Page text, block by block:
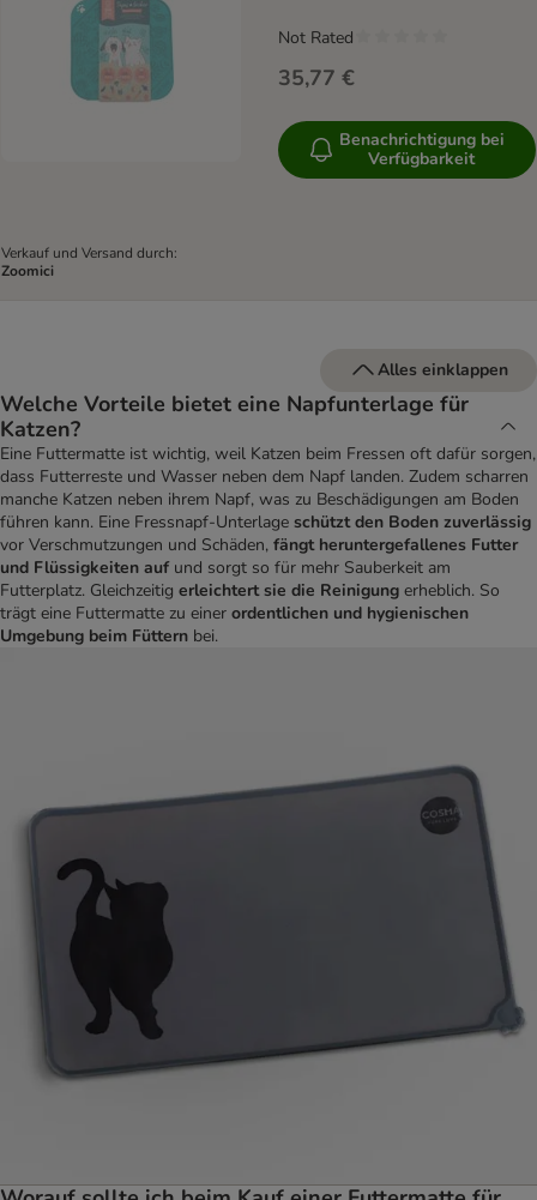
Verkauf und Versand durch:
Zoomici
35,77 €
Not Rated
Benachrichtigung bei
Verfügbarkeit
Alles einklappen
Welche Vorteile bietet eine Napfunterlage für
Katzen?
Eine Futtermatte ist wichtig, weil Katzen beim Fressen oft dafür sorgen,
dass Futterreste und Wasser neben dem Napf landen. Zudem scharren
manche Katzen neben ihrem Napf, was zu Beschädigungen am Boden
führen kann. Eine Fressnapf-Unterlage schützt den Boden zuverlässig
vor Verschmutzungen und Schäden, fängt heruntergefallenes Futter
und Flüssigkeiten aufund sorgt so für mehr Sauberkeit am
Futterplatz. Gleichzeitig erleichtert sie die Reinigung erheblich. So
trägt eine Futtermatte zu einer ordentlichen und hygienischen
Umgebung beim Füttern bei.